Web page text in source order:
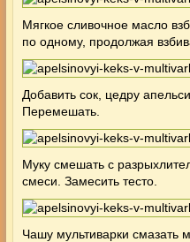
Мягкое сливочное масло
по одному, продолжая
Добавить сок, цедру
Перемешать.
Муку смешать с
смеси. Замесить тесто.
Чашу мультиварки смазать